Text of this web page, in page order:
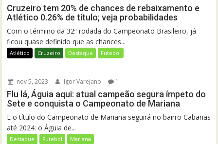
Cruzeiro tem 20% de chances de rebaixamento e
Atlético 0.26% de título; veja probabilidades
Com o término da 32ª rodada do Campeonato Brasileiro, já
ficou quase definido que as chances...
Atlético Cruzeiro Destaque Futebol
nov 5, 2023 Igor Varejano 1
Flu lá, Águia aqui: atual campeão segura ímpeto do
Sete e conquista o Campeonato de Mariana
E o título do Campeonato de Mariana seguirá no bairro Cabanas
até 2024: o Águia de...
Destaque Futebol Mariana